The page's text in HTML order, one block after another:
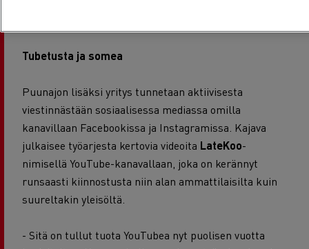
Tubetusta ja somea
Puunajon lisäksi yritys tunnetaan aktiivisesta
viestinnästään sosiaalisessa mediassa omilla
kanavillaan Facebookissa ja Instagramissa. Kajava
julkaisee työarjesta kertovia videoita LateKoo-
nimisellä YouTube-kanavallaan, joka on kerännyt
runsaasti kiinnostusta niin alan ammattilaisilta kuin
suureltakin yleisöltä.
- Sitä on tullut tuota YouTubea nyt puolisen vuotta